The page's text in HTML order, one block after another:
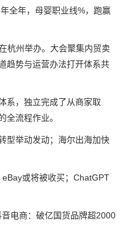
全年，母婴职业线%，跑赢
州举办。大会聚集内贸卖
趋势与运营办法打开体系共
，独立完成了从商家取
全流程作业。
举动发动；海尔出海加快
或将被收买；ChatGPT
电商：破亿国货品牌超2000